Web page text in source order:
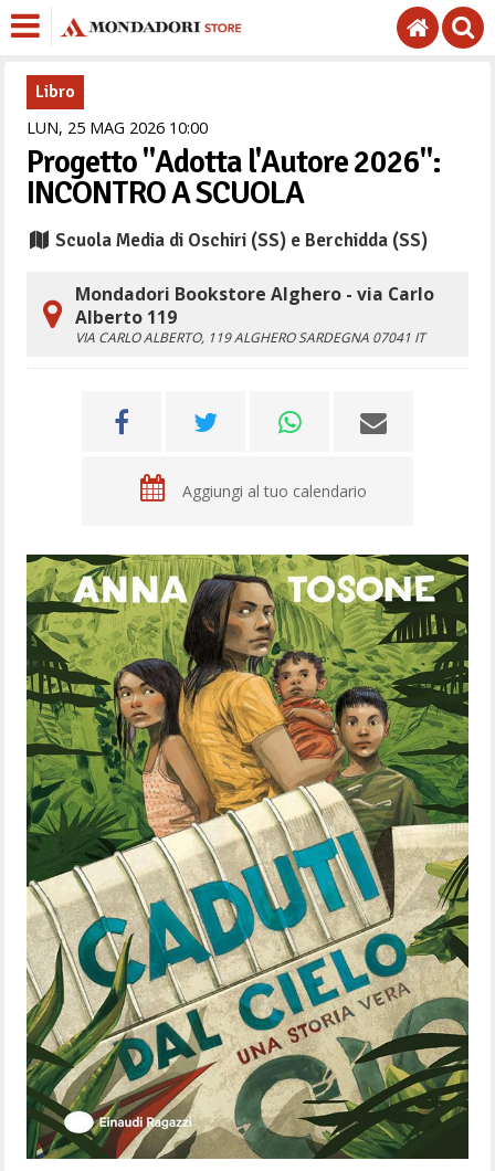
Libro
LUN, 25 MAG 2026 1000
Progetto "Adotta l'Autore 2026":
INCONTRO A SCUOLA
Scuola Media di Oschiri (SS) e Berchidda (SS)
Mondadori Bookstore Alghero - via Carlo
Alberto 119
VIA CARLO ALBERTO, 119ALGHEROSARDEGNA 07041 IT
Aggiungi al tuo calendario